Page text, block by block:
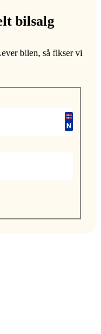
bilsalg
bilen, så fikser vi